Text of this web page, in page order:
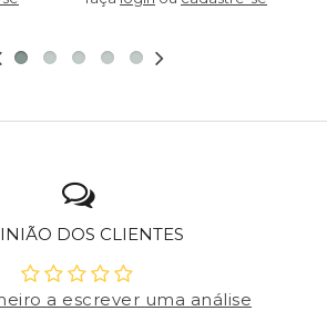
DOS CLIENTES
a escrever uma análise